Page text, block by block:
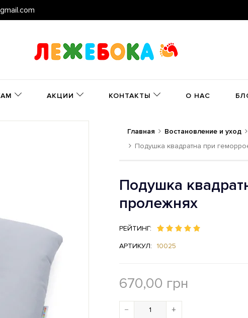
АКЦИИ КОНТАКТЫ О НАС
Главная Востановление и уход
Подушка квадратна при
Подушка
пролежнях
РЕЙТИНГ:
АРТИКУЛ:
10025
670,00 грн
− +